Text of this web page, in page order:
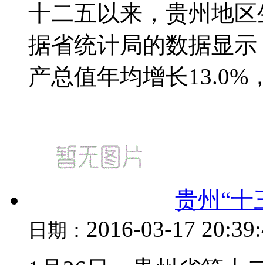
十二五以来，贵州地
据省统计局的数据显
产总值年均增长13.0%
贵州“十
日期： 2016-03-17